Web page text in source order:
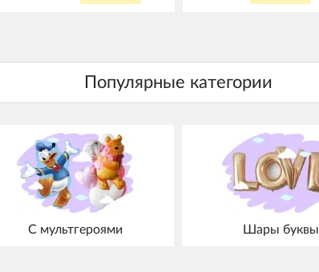
С мультгероями Шары буквы